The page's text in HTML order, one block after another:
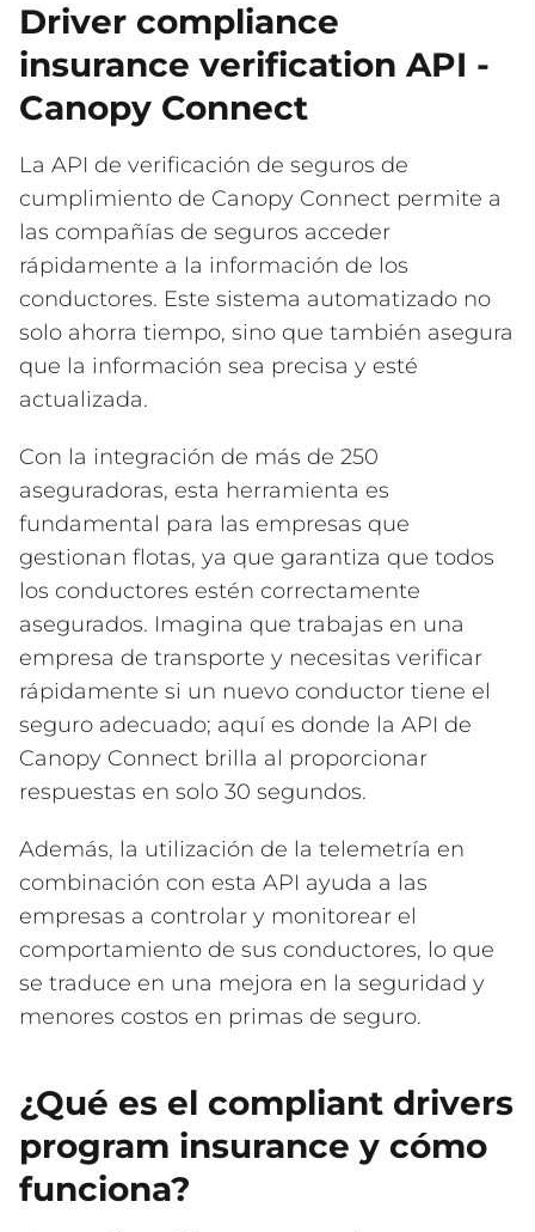
Driver compliance
insurance verification API -
Canopy Connect
La API de verificación de seguros de
cumplimiento de Canopy Connect permite a
las compañías de seguros acceder
rápidamente a la información de los
conductores. Este sistema automatizado no
solo ahorra tiempo, sino que también asegura
que la información sea precisa y esté
actualizada.
Con la integración de más de 250
aseguradoras, esta herramienta es
fundamental para las empresas que
gestionan flotas, ya que garantiza que todos
los conductores estén correctamente
asegurados. Imagina que trabajas en una
empresa de transporte y necesitas verificar
rápidamente si un nuevo conductor tiene el
seguro adecuado; aquí es donde la API de
Canopy Connect brilla al proporcionar
respuestas en solo 30 segundos.
Además, la utilización de la telemetría en
combinación con esta API ayuda a las
empresas a controlar y monitorear el
comportamiento de sus conductores, lo que
se traduce en una mejora en la seguridad y
menores costos en primas de seguro.
¿Qué es el compliant drivers
program insurance y cómo
funciona?